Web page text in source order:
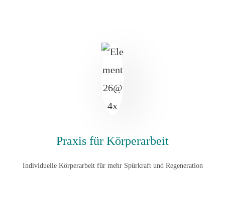
Praxis für Körperarbeit
Individuelle Körperarbeit für mehr Spürkraft und Regeneration